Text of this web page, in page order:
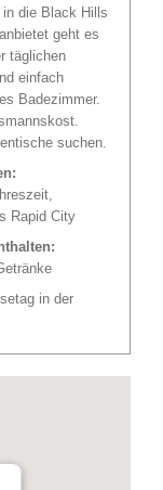
die Black Hills
geht es
täglichen
einfach
Badezimmer.
suchen.
Rapid City
in der